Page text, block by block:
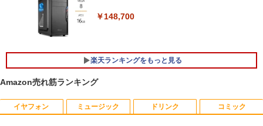
高性能 AMD Ryzen 5-5650u/ 16GB/ 爆
速NVMe式256GB-SSD/ カメラ/ 無線Wi-
コン 中古パソコン 中古PC】税込送料無
￥34,990
￥148,700
楽天ランキングをもっと見る
1
アンダーニンジャ（18） 【電子書籍】[
Amazon売れ筋ランキング
イヤフォン ミュージック ドリンク コミック